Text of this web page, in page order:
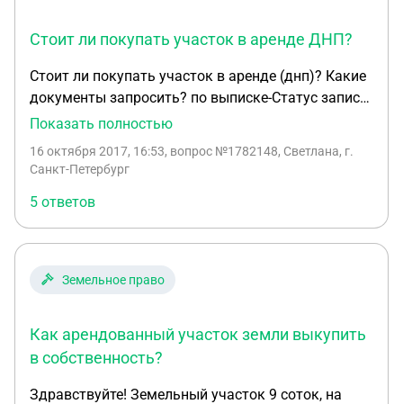
Стоит ли покупать участок в аренде ДНП?
Стоит ли покупать участок в аренде (днп)? Какие
документы запросить? по выписке-Статус записи
об объекте недвижимости: Сведения об объекте
истечения срока действия временного характера -
Показать полностью
16 октября 2017, 16:53, вопрос №1782148, Светлана, г.
Санкт-Петербург
5 ответов
Земельное право
Как арендованный участок земли выкупить
в собственность?
Здравствуйте! Земельный участок 9 соток, на